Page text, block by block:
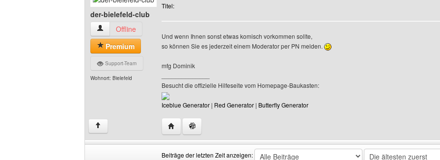
der-bielefeld-club
der-bielefeld-club Benutzer-Profile anzeigen
Offline
Premium
Support-Team
Wohnort: Bielefeld
Titel:
Und wenn Ihnen sonst etwas komisch vorkommen sollte,
so können Sie es jederzeit einem Moderator per PN melden.
mfg Dominik
Besucht die offizielle Hilfeseite vom Homepage-Baukasten:
Iceblue Generator | Red Generator | Butterfly Generator
↑ Website dieses Benutzers besuchen: der-bielefeld-club
Beiträge der letzten Zeit anzeigen: